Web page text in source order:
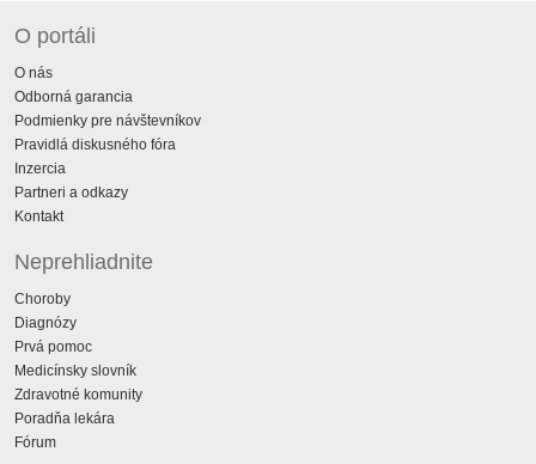
O portáli
O nás
Odborná garancia
Podmienky pre návštevníkov
Pravidlá diskusného fóra
Inzercia
Partneri a odkazy
Kontakt
Neprehliadnite
Choroby
Diagnózy
Prvá pomoc
Medicínsky slovník
Zdravotné komunity
Poradňa lekára
Fórum